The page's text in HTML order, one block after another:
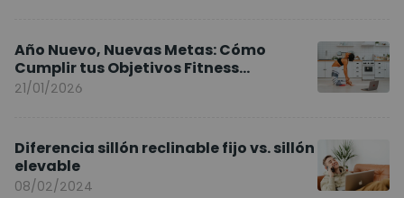
Año Nuevo, Nuevas Metas: Cómo
Cumplir tus Objetivos Fitness
Entrenando en Casa
21/01/2026
Diferencia sillón reclinable fijo vs. sillón
elevable
08/02/2024